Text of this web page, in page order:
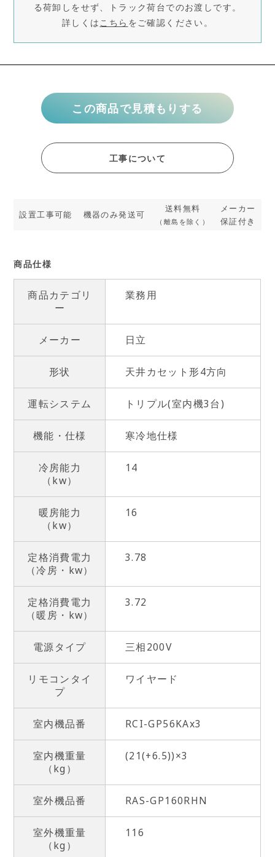
る荷卸しをせず、トラック荷台でのお渡しです。
詳しくはこちら をご確認ください。
この商品で見積もりする
工事について
設置工事可能 機器のみ発送可
送料無料
（離島を除く）
メーカー
保証付き
商品仕様
商品カテゴリ
ー
業務用
メーカー 日立
形状 天井カセット形4方向
運転システム トリプル(室内機3台)
機能・仕様 寒冷地仕様
冷房能力
（kw）
14
暖房能力
（kw）
16
定格消費電力
（冷房・kw）
3.78
定格消費電力
（暖房・kw）
3.72
電源タイプ 三相200V
リモコンタイ
プ
ワイヤード
室内機品番 RCI-GP56KAx3
室内機重量
（kg）
(21(+6.5))×3
室外機品番 RAS-GP160RHN
室外機重量
（kg）
116